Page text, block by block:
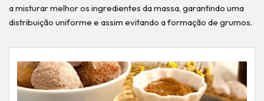
a misturar melhor os ingredientes da massa, garantindo uma
distribuição uniforme e assim evitando a formação de grumos.